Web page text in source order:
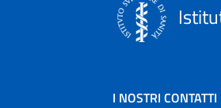
I NOSTRI CONTATTI